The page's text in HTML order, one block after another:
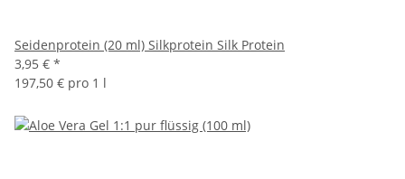
Seidenprotein (20 ml) Silkprotein Silk Protein
3,95 € *
197,50 € pro 1 l